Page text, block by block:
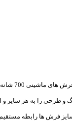
- 9 متری - 12متری تولید می کند.
و طرحی را به هر سایز و
سایز فرش ها رابطه مستقیم